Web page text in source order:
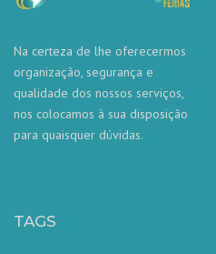
Na certeza de lhe oferecermos
organização, segurança e
qualidade dos nossos serviços,
nos colocamos à sua disposição
para quaisquer dúvidas.
TAGS